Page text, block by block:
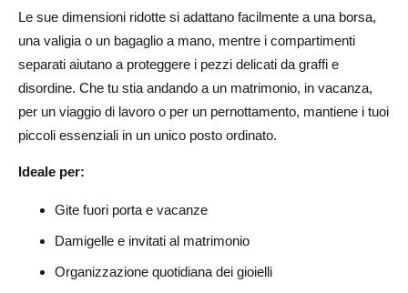
Le sue dimensioni ridotte si adattano facilmente a una borsa,
una valigia o un bagaglio a mano, mentre i compartimenti
separati aiutano a proteggere i pezzi delicati da graffi e
disordine. Che tu stia andando a un matrimonio, in vacanza,
per un viaggio di lavoro o per un pernottamento, mantiene i tuoi
piccoli essenziali in un unico posto ordinato.
Ideale per:
Gite fuori porta e vacanze
Damigelle e invitati al matrimonio
Organizzazione quotidiana dei gioielli